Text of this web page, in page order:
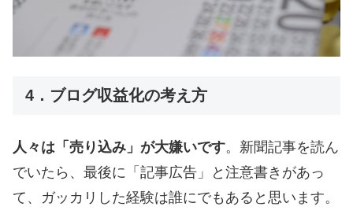
4．ブログ収益化の考え方
人々は「売り込み」が大嫌いです。新聞記事を読ん
でいたら、最後に「記事広告」と注意書きがあっ
て、ガッカリした経験は誰にでもあると思います。